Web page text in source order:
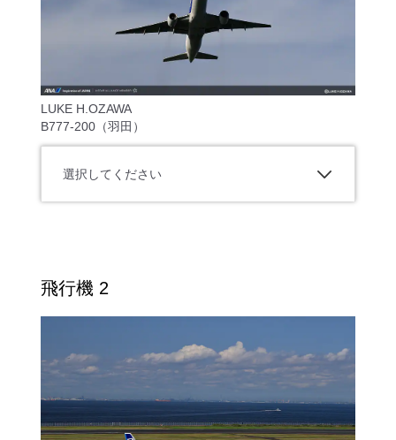
LUKE H.OZAWA
B777-200（羽田）
選択してください
飛行機 2